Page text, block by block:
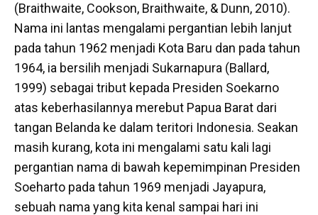
(Braithwaite, Cookson, Braithwaite, & Dunn, 2010).
Nama ini lantas mengalami pergantian lebih lanjut
pada tahun 1962 menjadi Kota Baru dan pada tahun
1964, ia bersilih menjadi Sukarnapura (Ballard,
1999) sebagai tribut kepada Presiden Soekarno
atas keberhasilannya merebut Papua Barat dari
tangan Belanda ke dalam teritori Indonesia. Seakan
masih kurang, kota ini mengalami satu kali lagi
pergantian nama di bawah kepemimpinan Presiden
Soeharto pada tahun 1969 menjadi Jayapura,
sebuah nama yang kita kenal sampai hari ini